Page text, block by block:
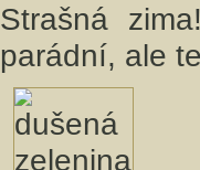
Strašná
parádní, ale